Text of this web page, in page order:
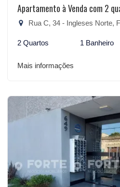
Apartamento à Venda com 2
Rua C, 34 - Ingleses Norte,
2 Quartos 1 Banheiro
Mais informações